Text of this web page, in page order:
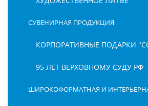
СУВЕНИРНАЯ ПРОДУКЦИЯ
КОРПОРАТИВНЫЕ ПОДАРКИ
95 ЛЕТ ВЕРХОВНОМУ СУДУ РФ
ШИРОКОФОРМАТНАЯ И